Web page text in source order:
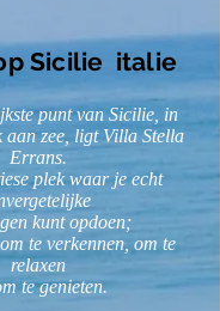
Sicilie italie
punt van Sicilie, in
aan zee, ligt Villa Stella
Errans.
plek waar je echt
kunt opdoen;
te verkennen, om te
relaxen
te genieten.